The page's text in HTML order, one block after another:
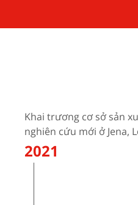
2021
Khai trương cơ sở sản
nghiên cứu mới ở Jena,